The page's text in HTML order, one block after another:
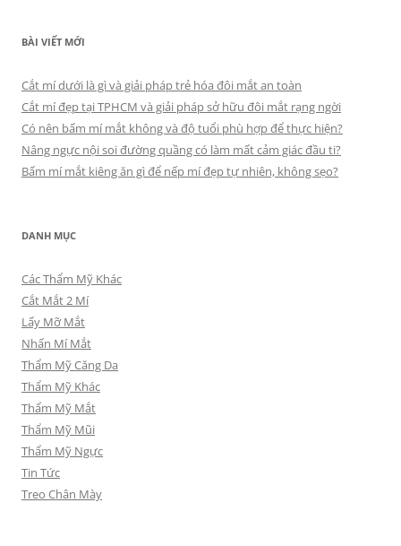
BÀI VIẾT MỚI
Cắt mí dưới là gì và giải pháp trẻ hóa đôi mắt an toàn
Cắt mí đẹp tại TPHCM và giải pháp sở hữu đôi mắt rạng ngời
Có nên bấm mí mắt không và độ tuổi phù hợp để thực hiện?
Nâng ngực nội soi đường quầng có làm mất cảm giác đầu ti?
Bấm mí mắt kiêng ăn gì để nếp mí đẹp tự nhiên, không sẹo?
DANH MỤC
Các Thẩm Mỹ Khác
Cắt Mắt 2 Mí
Lấy Mỡ Mắt
Nhấn Mí Mắt
Thẩm Mỹ Căng Da
Thẩm Mỹ Khác
Thẩm Mỹ Mắt
Thẩm Mỹ Mũi
Thẩm Mỹ Ngực
Tin Tức
Treo Chân Mày